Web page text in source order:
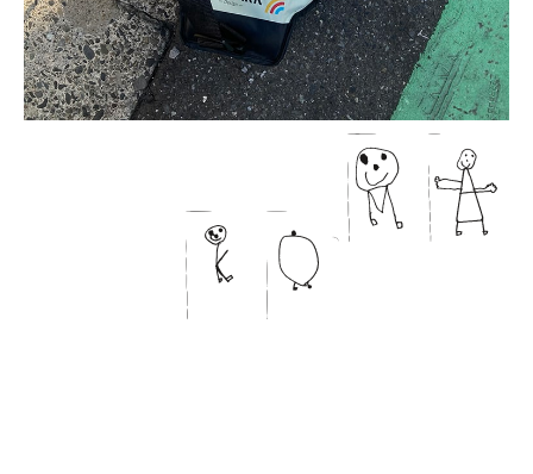
ma
ko